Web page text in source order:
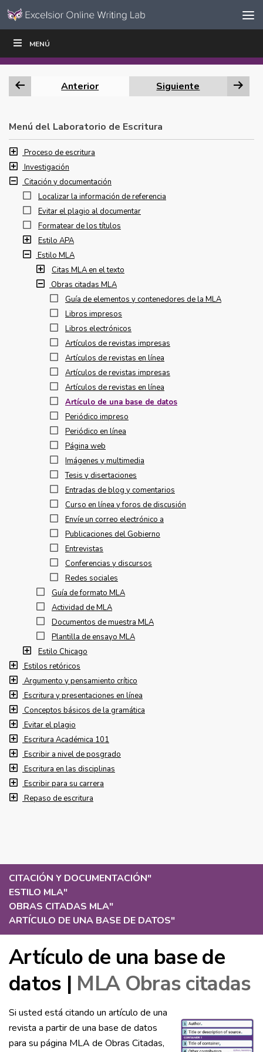
Ir al contenido
navegación
MENÚ
CITACIÓN Y DOCUMENTACIÓN"
ESTILO MLA"
OBRAS CITADAS MLA"
ARTÍCULO DE UNA BASE DE DATOS"
Artículo de una base de
datos | MLA Obras citadas
Si usted está citando un artículo de una
revista a partir de una base de datos
para su página MLA de Obras Citadas,
ESCRIBIR
Anterior Siguiente
Menú del Laboratorio de Escritura
Proceso de escritura
Investigación
Citación y documentación
Localizar la información de referencia
Evitar el plagio al documentar
Formatear de los títulos
Estilo APA
Estilo MLA
Citas MLA en el texto
Obras citadas MLA
Guía de elementos y contenedores de la MLA
Libros impresos
Libros electrónicos
Artículos de revistas impresas
Artículos de revistas en línea
Artículos de revistas impresas
Artículos de revistas en línea
Artículo de una base de datos
Periódico impreso
Periódico en línea
Página web
Imágenes y multimedia
Tesis y disertaciones
Entradas de blog y comentarios
Curso en línea y foros de discusión
Envíe un correo electrónico a
Publicaciones del Gobierno
Entrevistas
Conferencias y discursos
Redes sociales
Guía de formato MLA
Actividad de MLA
Documentos de muestra MLA
Plantilla de ensayo MLA
Estilo Chicago
Estilos retóricos
Argumento y pensamiento crítico
Escritura y presentaciones en línea
Conceptos básicos de la gramática
Evitar el plagio
Escritura Académica 101
Escribir a nivel de posgrado
Escritura en las disciplinas
Escribir para su carrera
Repaso de escritura